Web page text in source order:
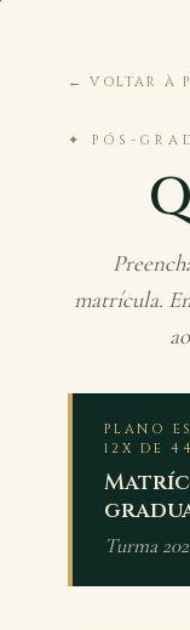
← VOLTAR À
✦ PÓS-
matrícula.
PLANO
12X DE
Turma